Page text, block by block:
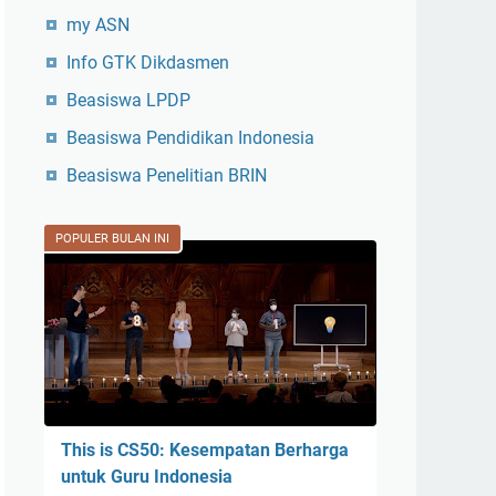
my ASN
Info GTK Dikdasmen
Beasiswa LPDP
Beasiswa Pendidikan Indonesia
Beasiswa Penelitian BRIN
POPULER BULAN INI
This is CS50: Kesempatan Berharga
untuk Guru Indonesia